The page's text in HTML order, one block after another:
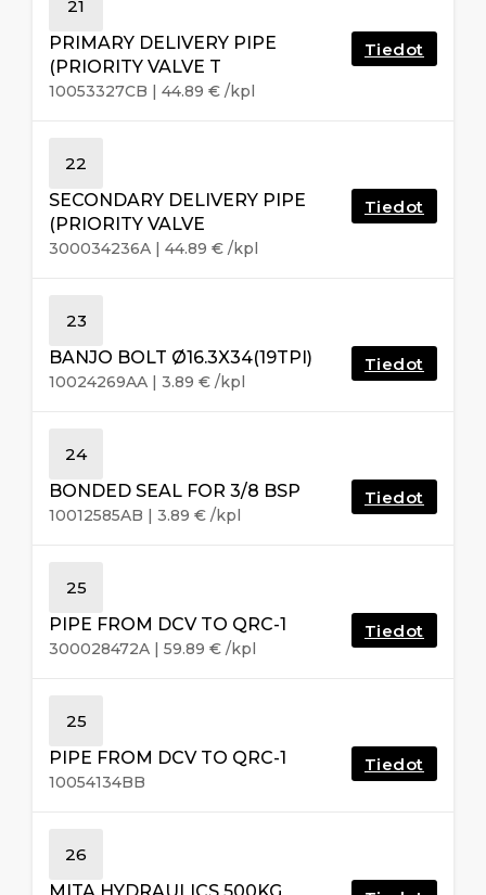
21
PRIMARY DELIVERY PIPE
(PRIORITY VALVE T
10053327CB | 44.89 € /kpl
Tiedot
22
SECONDARY DELIVERY PIPE
(PRIORITY VALVE
300034236A | 44.89 € /kpl
Tiedot
23
BANJO BOLT Ø16.3X34(19TPI)
10024269AA | 3.89 € /kpl
Tiedot
24
BONDED SEAL FOR 3/8 BSP
10012585AB | 3.89 € /kpl
Tiedot
25
PIPE FROM DCV TO QRC-1
300028472A | 59.89 € /kpl
Tiedot
25
PIPE FROM DCV TO QRC-1
10054134BB
Tiedot
26